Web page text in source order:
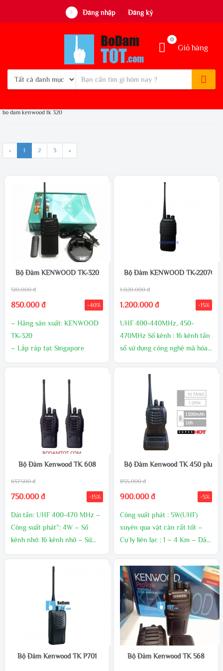
Đăng nhập / Đăng ký
Giỏ hàng
0
bo dam kenwood tk 320
« 1 2 3 »
Bộ Đàm KENWOOD TK-320
510.000 đ
850.000 đ -40%
– Hãng sản xuất: KENWOOD
TK-320
– Lắp ráp tại: Singapore
– Bảo hành phụ kiện 12 tháng
Bộ Đàm KENWOOD TK-2207G
1.020.000 đ
1.200.000 đ -15%
UHF 400-440MHz, 450-
470MHz Số kênh : 16 kênh tần
số sử dụng công nghệ mã hóa
tín hiệu Công suất phát : 10W
Trọng lượng : 260g Kích thước
(rộng x cao x sâu) : 54 x 111 x
33 mm Trọn bộ bao gồm : Thân
máy, antenna, pin 2500 mAh,
adaptor, sạc bàn, bát cài lưng
Bộ Đàm Kenwood TK 608
637.500 đ
750.000 đ -15%
Dải tần: UHF 400-470 MHz –
Công suất phát”: 4W – Số
kênh nhớ: 16 kênh nhớ – Sử
nhiệt độ: Từ -30oC đến +60oC
Chất liệu pin: Li-ion – Thời
gian sạc Pin: 3 giờ với bộ sạc
tiêu chuẩn – Xuất xứ:
Kenwood – Malaysia
Bộ Đàm Kenwood TK 450 plus
855.000 đ
900.000 đ -5%
Công suất phát : 5W(UHF)
xuyên qua vật cản rất tốt –
Cự ly liên lạc : 1 ~ 4 Km – Dãy
Bộ nhớ 16 kênh tần số. – Kích
thước nhỏ, gọn : 111x 55 x 30
mm. – Trọng lượng : 250g
Bộ Đàm Kenwood TK P701 Bộ Đàm Kenwood TK 568